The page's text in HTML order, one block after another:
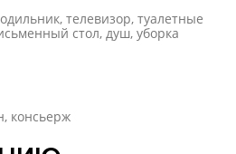
телевизор, туалетные
стол, душ, уборка
консьерж